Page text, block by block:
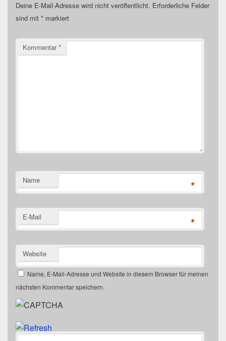
Deine E-Mail-Adresse wird nicht veröffentlicht. Erforderliche Felder
sind mit * markiert
Kommentar*
Name *
E-Mail *
Website
Name, E-Mail-Adresse und Website in diesem Browser für meinen
nächsten Kommentar speichern.